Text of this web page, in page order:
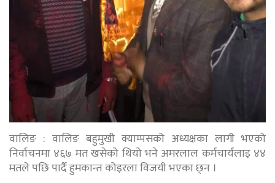
वालिङ : वालिङ बहुमुखी क्याम्पसको अध्यक्षका लागी भएको
निर्वाचनमा ४६७ मत खसेको थियो भने अमरलाल कर्मचार्यलाइ ४४
मतले पछि पार्दै हुमकान्त कोइरला विजयी भएका छ्न ।